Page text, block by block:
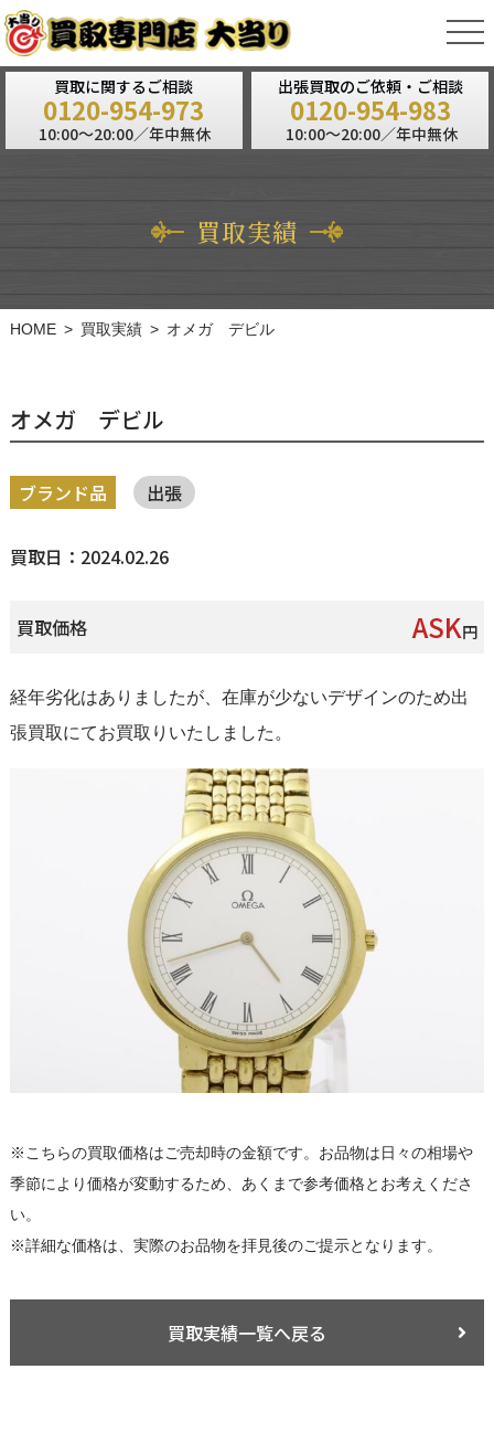
買取に関するご相談
0120-954-973
10:00～20:00／年中無休
出張買取のご依頼・ご相談
0120-954-983
10:00～20:00／年中無休
買取実績
HOME 買取実績 オメガ デビル
オメガ デビル
ブランド品 出張
買取日：2024.02.26
買取価格 ASK円
経年劣化はありましたが、在庫が少ないデザインのため出
張買取にてお買取りいたしました。
※こちらの買取価格はご売却時の金額です。お品物は日々の相場や
季節により価格が変動するため、あくまで参考価格とお考えくださ
い。
※詳細な価格は、実際のお品物を拝見後のご提示となります。
買取実績一覧へ戻る